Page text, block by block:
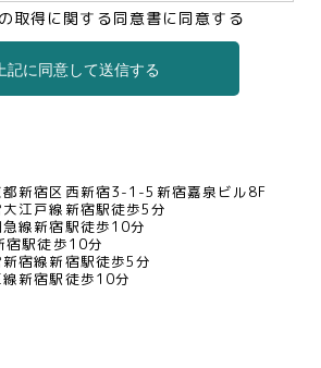
ご了承ください。
及び委託について
等について
人から保有個人データについて利
示、内容の訂正・追加・削除、利
取得に関する同意書に同意する
上記に同意して送信する
都新宿区西新宿3-1-5新宿嘉泉ビル8F
大江戸線新宿駅徒歩5分
急線新宿駅徒歩10分
宿駅徒歩10分
新宿線新宿駅徒歩5分
線新宿駅徒歩10分